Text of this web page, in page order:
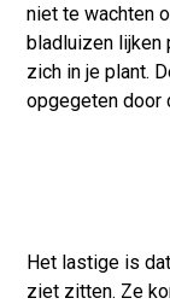
niet te wachten
bladluizen lijken
zich in je plant.
opgegeten door
Het lastige is
ziet zitten. Ze